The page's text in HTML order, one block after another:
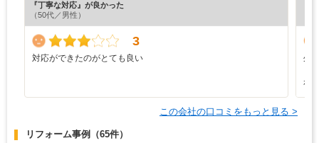
『丁寧な対応』が良かった
（50代／男性）
3
対応ができたのがとても良い
外
れ
この会社の口コミをもっと見る >
リフォーム事例 （65件）